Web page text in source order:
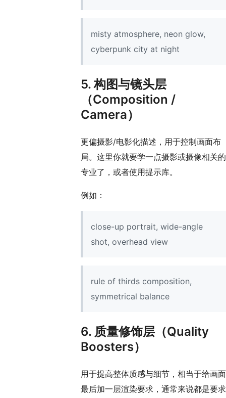
misty atmosphere, neon glow,
cyberpunk city at night
5. 构图与镜头层
（Composition /
Camera）
更偏摄影/电影化描述，用于控制画面布
局。这里你就要学一点摄影或摄像相关的
专业了，或者使用提示库。
例如：
close-up portrait, wide-angle
shot, overhead view
rule of thirds composition,
symmetrical balance
6. 质量修饰层（Quality
Boosters）
用于提高整体质感与细节，相当于给画面
最后加一层渲染要求，通常来说都是要求